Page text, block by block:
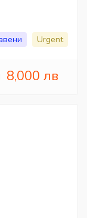
Urgent
8,000 лв